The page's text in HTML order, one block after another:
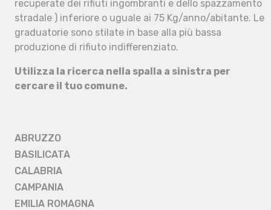
recuperate dei rifiuti ingombranti e dello spazzamento
stradale ) inferiore o uguale ai 75 Kg/anno/abitante. Le
graduatorie sono stilate in base alla più bassa
produzione di rifiuto indifferenziato.
Utilizza la ricerca nella spalla a sinistra per
cercare il tuo comune.
ABRUZZO
BASILICATA
CALABRIA
CAMPANIA
EMILIA ROMAGNA